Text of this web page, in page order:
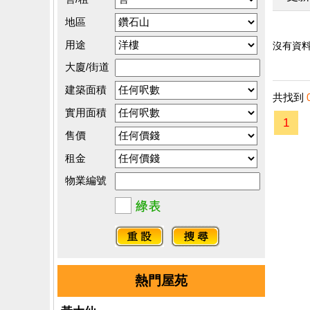
地區
用途
大廈/街道
建築面積
實用面積
售價
租金
物業編號
熱門屋苑
沒有資料
共找到
1